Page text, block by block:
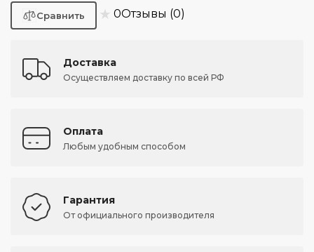
★ 0Отзывы (0)
Доставка
Осуществляем доставку по всей РФ
Оплата
Любым удобным способом
Гарантия
От официального производителя